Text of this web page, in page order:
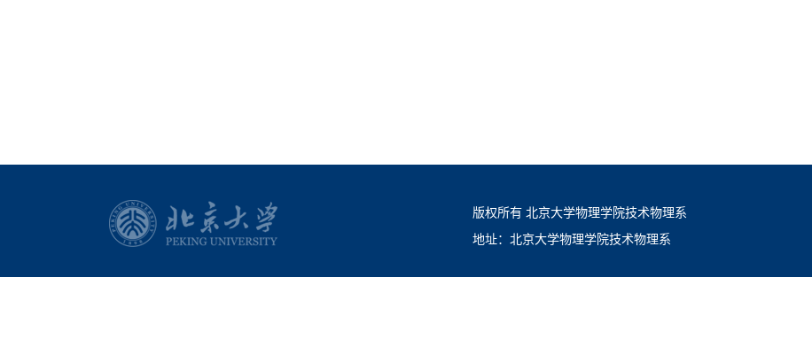
版权所有 北京大学物理学院技术物理系
地址：北京大学物理学院技术物理系